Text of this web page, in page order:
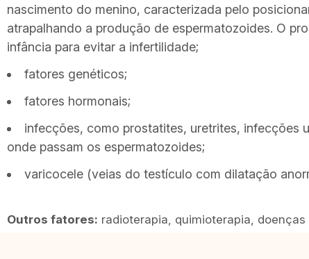
nascimento do menino, caracterizada pelo
atrapalhando a produção de espermatozoides. O
infância para evitar a infertilidade;
fatores genéticos;
fatores hormonais;
infecções, como prostatites, uretrites, infecções
onde passam os espermatozoides;
varicocele (veias do testículo com dilatação
Outros fatores: radioterapia, quimioterapia,